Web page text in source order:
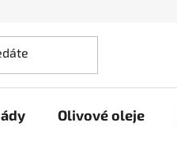
Olivové oleje